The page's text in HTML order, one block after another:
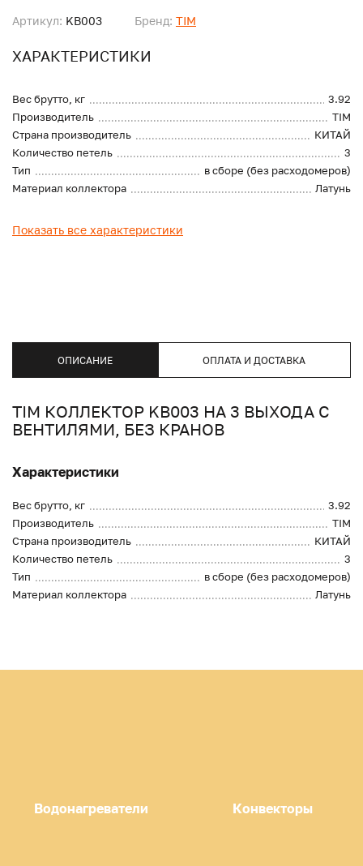
Артикул: KB003 Бренд: TIM
ХАРАКТЕРИСТИКИ
Вес брутто, кг
3.92
Производитель
TIM
Страна производитель
КИТАЙ
Количество петель
3
Тип
в сборе (без расходомеров)
Материал коллектора
Латунь
Показать все характеристики
ОПИСАНИЕ ОПЛАТА И ДОСТАВКА
TIM КОЛЛЕКТОР KB003 НА 3 ВЫХОДА С
ВЕНТИЛЯМИ, БЕЗ КРАНОВ
Характеристики
Вес брутто, кг
3.92
Производитель
TIM
Страна производитель
КИТАЙ
Количество петель
3
Тип
в сборе (без расходомеров)
Материал коллектора
Латунь
Водонагреватели Конвекторы